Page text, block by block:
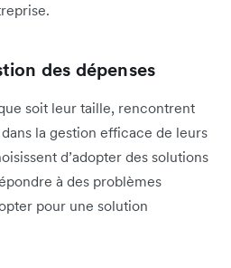
des dépenses
soit leur taille, rencontrent
la gestion efficace de leurs
d’adopter des solutions
à des problèmes
pour une solution